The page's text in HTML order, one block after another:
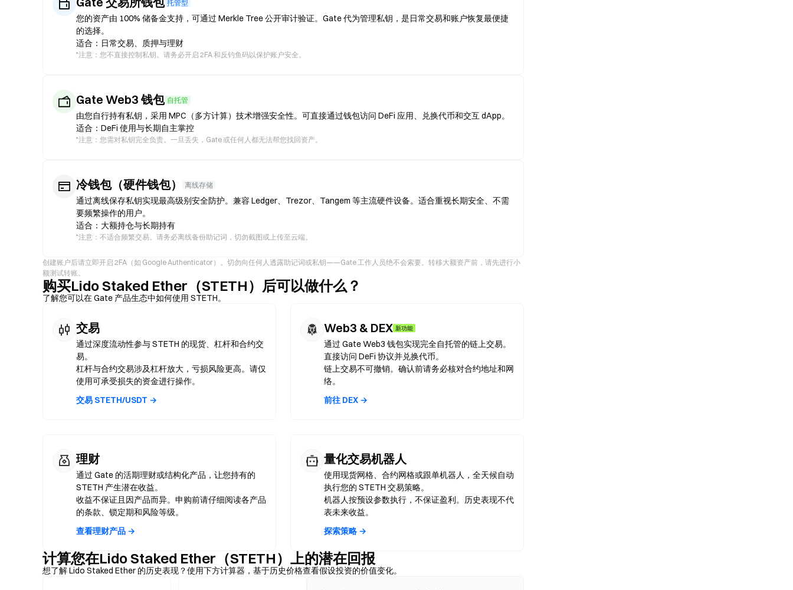
托管型
您的资产由 100% 储备金支持，可通过 Merkle Tree 公开审计验证。Gate 代为管理私钥，是日常交易和账户恢复最便捷
的选择。
适合：日常交易、质押与理财
*注意：您不直接控制私钥。请务必开启 2FA 和反钓鱼码以保护账户安全。
Gate Web3 钱包 自托管
由您自行持有私钥，采用 MPC（多方计算）技术增强安全性。可直接通过钱包访问 DeFi 应用、兑换代币和交互 dApp。
适合：DeFi 使用与长期自主掌控
*注意：您需对私钥完全负责。一旦丢失，Gate 或任何人都无法帮您找回资产。
冷钱包（硬件钱包） 离线存储
通过离线保存私钥实现最高级别安全防护。兼容 Ledger、Trezor、Tangem 等主流硬件设备。适合重视长期安全、不需
要频繁操作的用户。
适合：大额持仓与长期持有
*注意：不适合频繁交易。请务必离线备份助记词，切勿截图或上传至云端。
创建账户后请立即开启 2FA（如 Google Authenticator）。切勿向任何人透露助记词或私钥——Gate 工作人员绝不会索要。转移大额资产前，请先进行小
额测试转账。
购买Lido Staked Ether（STETH）后可以做什么？
了解您可以在 Gate 产品生态中如何使用 STETH。
交易
通过深度流动性参与 STETH 的现货、杠杆和合约交
易。
杠杆与合约交易涉及杠杆放大，亏损风险更高。请仅
使用可承受损失的资金进行操作。
交易 STETH/USDT →
Web3 & DEX 新功能
通过 Gate Web3 钱包实现完全自托管的链上交易。
直接访问 DeFi 协议并兑换代币。
链上交易不可撤销。确认前请务必核对合约地址和网
络。
前往 DEX →
理财
通过 Gate 的活期理财或结构化产品，让您持有的
STETH 产生潜在收益。
收益不保证且因产品而异。申购前请仔细阅读各产品
的条款、锁定期和风险等级。
查看理财产品 →
量化交易机器人
使用现货网格、合约网格或跟单机器人，全天候自动
执行您的 STETH 交易策略。
机器人按预设参数执行，不保证盈利。历史表现不代
表未来收益。
探索策略 →
计算您在Lido Staked Ether（STETH）上的潜在回报
想了解 Lido Staked Ether 的历史表现？使用下方计算器，基于历史价格查看假设投资的价值变化。